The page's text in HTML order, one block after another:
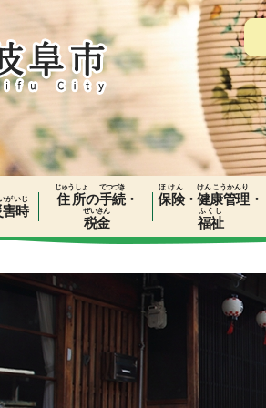
害時
がいじ 住所
じゅうしょ
の手続
てつづき
・
税金
ぜいきん
保険
ほけん
・ 健康管理
けんこうかんり
・
福祉
ふくし